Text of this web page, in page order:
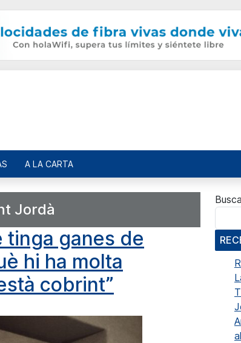
A LA CARTA
Jordà
tinga ganes de
hi ha molta
cobrint”